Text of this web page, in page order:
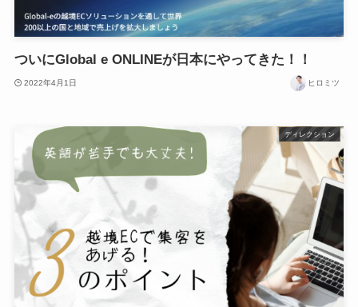
ついにGlobal e ONLINEが日本にやってきた！！
2022年4月1日 ヒロミツ
ディレクション